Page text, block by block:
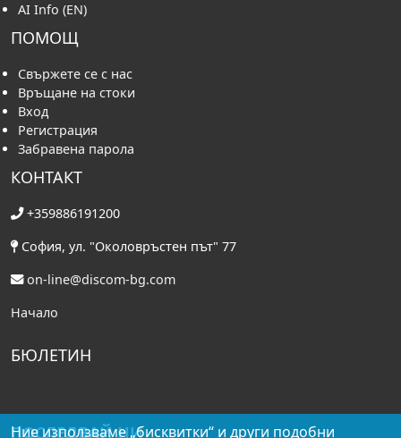
AI Info (EN)
ПОМОЩ
Свържете се с нас
Връщане на стоки
Вход
Регистрация
Забравена парола
КОНТАКТ
+359886191200
София, ул. "Околовръстен път" 77
on-line@discom-bg.com
Начало
БЮЛЕТИН
ПОСЛЕДВАЙ НИ
Ние използваме „бисквитки“ и други подобни